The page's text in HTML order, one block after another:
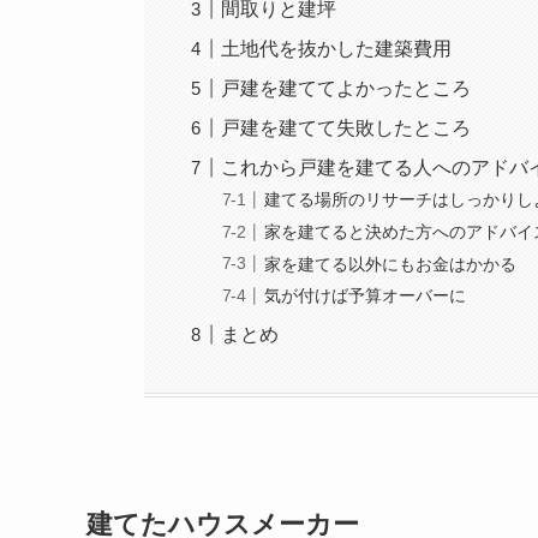
間取りと建坪
土地代を抜かした建築費用
戸建を建ててよかったところ
戸建を建てて失敗したところ
これから戸建を建てる人へのアドバ
建てる場所のリサーチはしっかりし
家を建てると決めた方へのアドバイ
家を建てる以外にもお金はかかる
気が付けば予算オーバーに
まとめ
建てたハウスメーカー